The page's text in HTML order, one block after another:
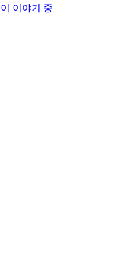
이 이야기 중